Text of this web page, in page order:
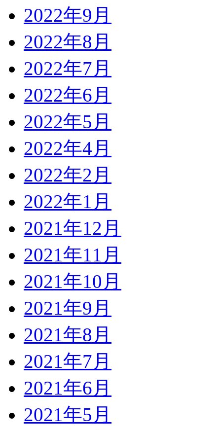
2022年9月
2022年8月
2022年7月
2022年6月
2022年5月
2022年4月
2022年2月
2022年1月
2021年12月
2021年11月
2021年10月
2021年9月
2021年8月
2021年7月
2021年6月
2021年5月